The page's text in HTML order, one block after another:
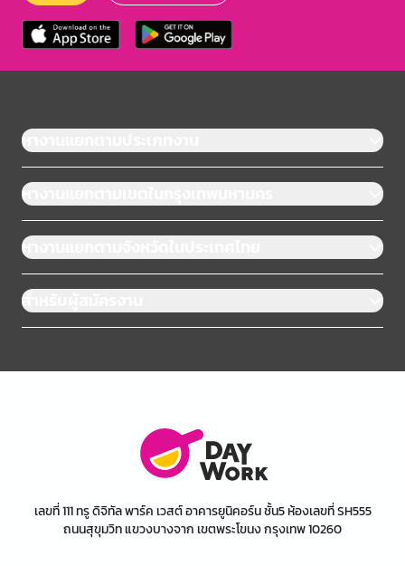
หางานแยกตามประเภทงาน
หางานแยกตามเขตในกรุงเทพมหานคร
หางานแยกตามจังหวัดในประเทศไทย
สำหรับผู้สมัครงาน
เลขที่ 111 ทรู ดิจิทัล พาร์ค เวสต์ อาคารยูนิคอร์น ชั้น5 ห้องเลขที่ SH555
ถนนสุขุมวิท แขวงบางจาก เขตพระโขนง กรุงเทพ 10260